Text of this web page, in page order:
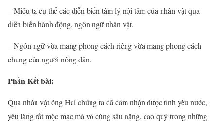
– Miêu tả cụ thể các diễn biến tâm lý nội tâm của nhân vật qua
diễn biến hành động, ngôn ngữ nhân vật.
– Ngôn ngữ vừa mang phong cách riêng vừa mang phong cách
chung của người nông dân.
Phần Kết bài:
Qua nhân vật ông Hai chúng ta đã cảm nhận được tình yêu nước,
yêu làng rất mộc mạc mà vô cùng sâu nặng, cao quý trong những